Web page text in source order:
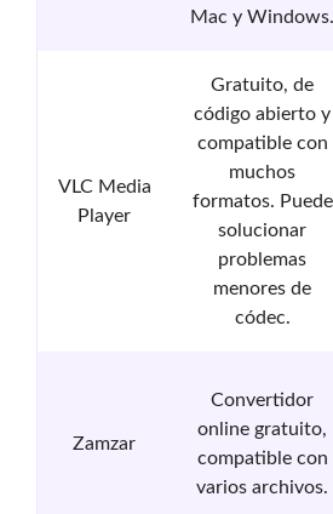
Mac y Windows.
VLC Media
Player
Gratuito, de
código abierto y
compatible con
muchos
formatos. Puede
solucionar
problemas
menores de
códec.
Zamzar
Convertidor
online gratuito,
compatible con
varios archivos.